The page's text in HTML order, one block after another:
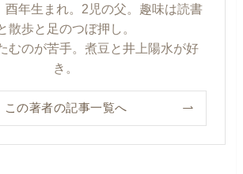
酉年生まれ。2児の父。趣味は読書
散歩と足のつぼ押し。
むのが苦手。煮豆と井上陽水が好
き。
この著者の記事一覧へ